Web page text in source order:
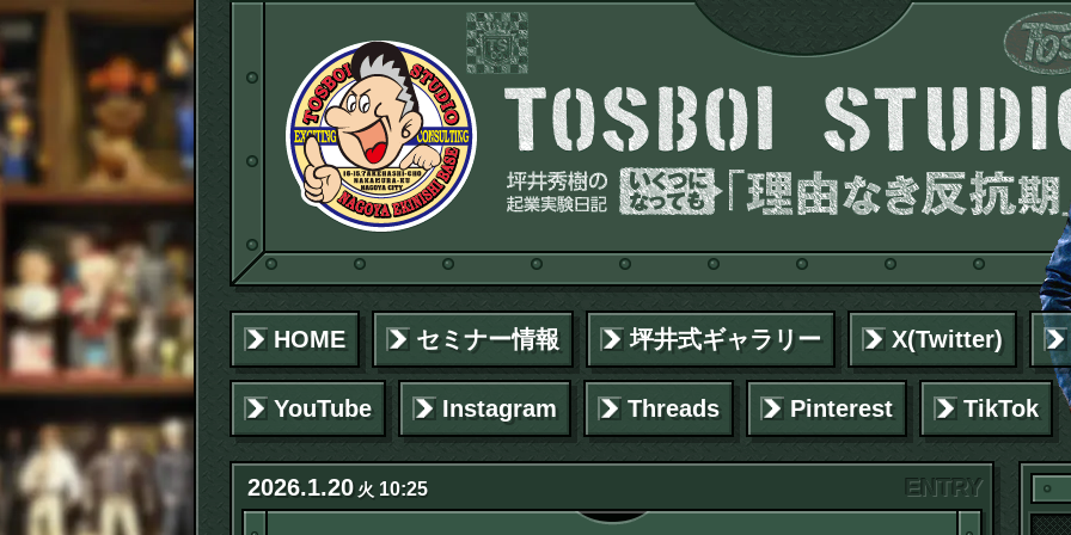
HOME セミナー情報 坪井式ギャラリー X(Twitter)
YouTube Instagram Threads Pinterest TikTok
2026.1.20 火 10:25